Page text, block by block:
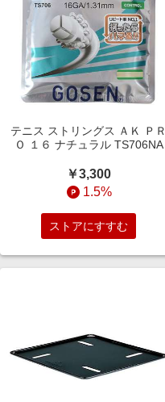
テニス ストリングス ＡＫ ＰＲ
Ｏ １６ ナチュラル TS706NA
￥3,300
1.5%
ストアにすすむ